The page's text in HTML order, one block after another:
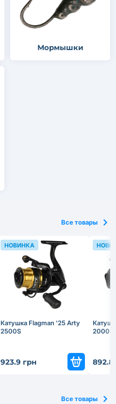
Мормышки
Все товары
Катушка Flagman '25 Arty
2500S
923.9 грн
НОВИНКА
2000S
892.8
Все товары